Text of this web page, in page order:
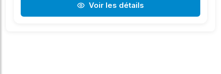
Voir les détails